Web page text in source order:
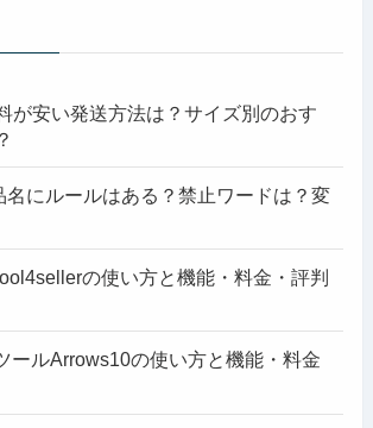
が安い発送方法は？サイズ別のおす
名にルールはある？禁止ワードは？変
の使い方と機能・料金・評判
ールArrows10の使い方と機能・料金